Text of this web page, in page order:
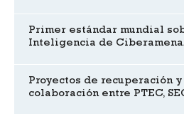
Primer estándar mundial
Inteligencia de
Proyectos de recuperación
colaboración entre PTEC,